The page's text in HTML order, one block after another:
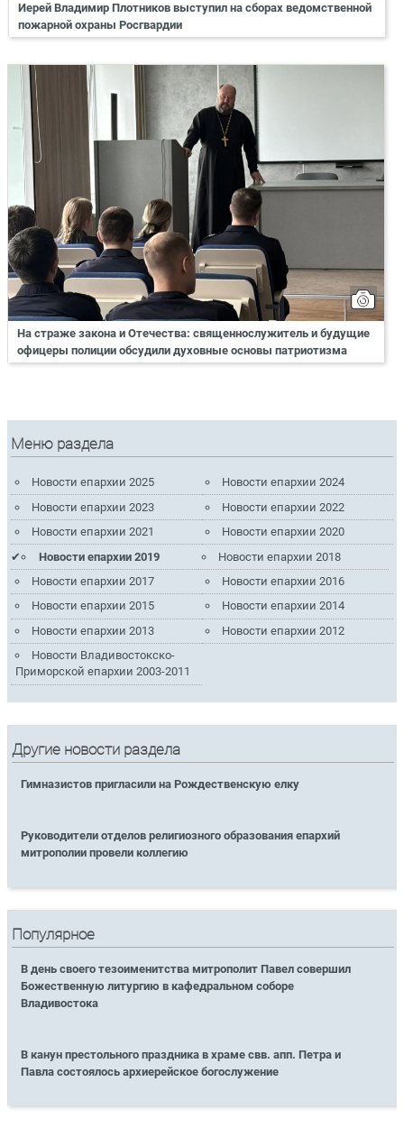
Иерей Владимир Плотников выступил на сборах ведомственной
пожарной охраны Росгвардии
На страже закона и Отечества: священнослужитель и будущие
офицеры полиции обсудили духовные основы патриотизма
Меню раздела
Новости епархии 2025
Новости епархии 2024
Новости епархии 2023
Новости епархии 2022
Новости епархии 2021
Новости епархии 2020
Новости епархии 2019
Новости епархии 2018
Новости епархии 2017
Новости епархии 2016
Новости епархии 2015
Новости епархии 2014
Новости епархии 2013
Новости епархии 2012
Новости Владивостокско-
Приморской епархии 2003-2011
Другие новости раздела
Гимназистов пригласили на Рождественскую елку
Руководители отделов религиозного образования епархий
митрополии провели коллегию
Популярное
В день своего тезоименитства митрополит Павел совершил
Божественную литургию в кафедральном соборе
Владивостока
В канун престольного праздника в храме свв. апп. Петра и
Павла состоялось архиерейское богослужение